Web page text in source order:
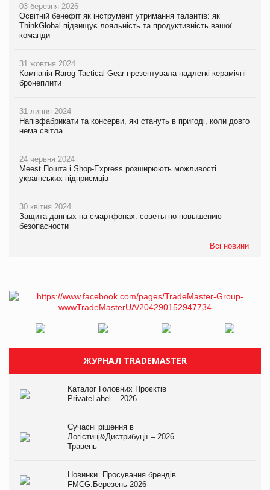
03 березня 2026
Освітній бенефіт як інструмент утримання талантів: як
ThinkGlobal підвищує лояльність та продуктивність вашої
команди
31 жовтня 2024
Компанія Rarog Tactical Gear презентувала надлегкі керамічні
бронеплити
31 липня 2024
Напівфабрикати та консерви, які стануть в пригоді, коли довго
нема світла
24 червня 2024
Meest Пошта і Shop-Express розширюють можливості
українських підприємців
30 квітня 2024
Защита данных на смартфонах: советы по повышению
безопасности
Всі новини
ЖУРНАЛ TRADEMASTER
Каталог Головних Проєктів
PrivateLabel – 2026
Сучасні рішення в
Логістиці&Дистрибуції – 2026.
Травень
Новинки. Просування брендів
FMCG.Березень 2026